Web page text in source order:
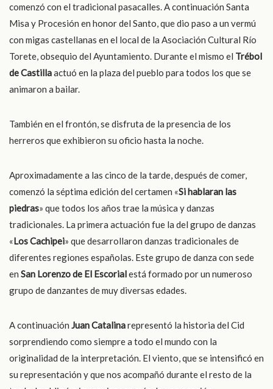
comenzó con el tradicional pasacalles. A continuación Santa
Misa y Procesión en honor del Santo, que dio paso a un vermú
con migas castellanas en el local de la Asociación Cultural Río
Torete, obsequio del Ayuntamiento. Durante el mismo el Trébol
de Castillaactuó en la plaza del pueblo para todos los que se
animaron a bailar.
También en el frontón, se disfruta de la presencia de los
herreros que exhibieron su oficio hasta la noche.
Aproximadamente a las cinco de la tarde, después de comer,
comenzó la séptima edición del certamen «Si hablaran las
piedras» que todos los años trae la música y danzas
tradicionales. La primera actuación fue la del grupo de danzas
«Los Cachipei» que desarrollaron danzas tradicionales de
diferentes regiones españolas. Este grupo de danza con sede
en San Lorenzo de El Escorialestá formado por un numeroso
grupo de danzantes de muy diversas edades.
A continuación Juan Catalinarepresentó la historia del Cid
sorprendiendo como siempre a todo el mundo con la
originalidad de la interpretación. El viento, que se intensificó en
su representación y que nos acompañó durante el resto de la